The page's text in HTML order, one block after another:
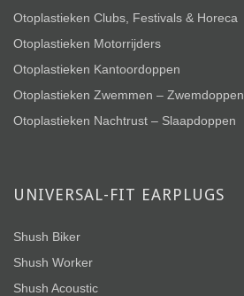
Otoplastieken Clubs, Festivals & Horeca
Otoplastieken Motorrijders
Otoplastieken Kantoordoppen
Otoplastieken Zwemmen – Zwemdoppen
Otoplastieken Nachtrust – Slaapdoppen
UNIVERSAL-FIT EARPLUGS
Shush Biker
Shush Worker
Shush Acoustic